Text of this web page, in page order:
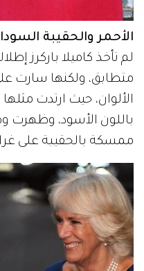
الأحمر والحقيبة
لم تأخذ كاميلا باركرز
متطابق، ولكنها سارت
الألوان، حيث ارتدت
باللون الأسود، وظهرت
ممسكة بالحقيبة على غرار